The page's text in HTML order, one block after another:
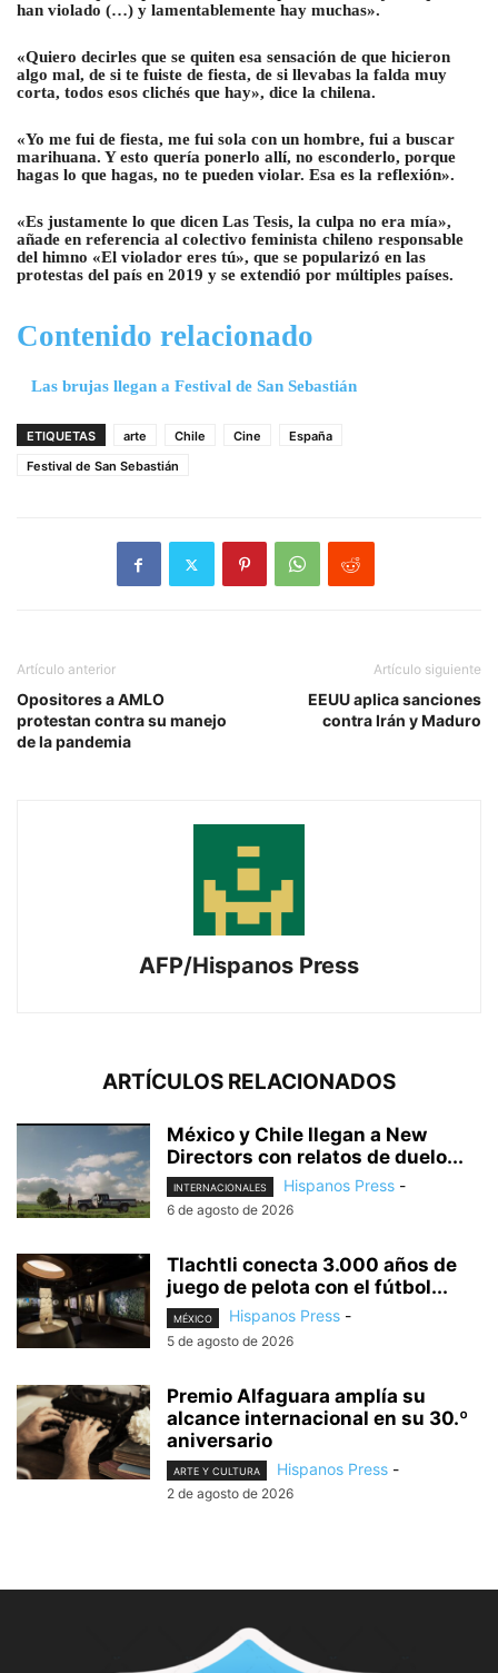
han violado (…) y lamentablemente hay muchas».
«Quiero decirles que se quiten esa sensación de que hicieron
algo mal, de si te fuiste de fiesta, de si llevabas la falda muy
corta, todos esos clichés que hay», dice la chilena.
«Yo me fui de fiesta, me fui sola con un hombre, fui a buscar
marihuana. Y esto quería ponerlo allí, no esconderlo, porque
hagas lo que hagas, no te pueden violar. Esa es la reflexión».
«Es justamente lo que dicen Las Tesis, la culpa no era mía»,
añade en referencia al colectivo feminista chileno responsable
del himno «El violador eres tú», que se popularizó en las
protestas del país en 2019 y se extendió por múltiples países.
Contenido relacionado
Las brujas llegan a Festival de San Sebastián
ETIQUETAS arte Chile Cine
España
Festival de San Sebastián
Artículo anterior
Opositores a AMLO
protestan contra su manejo
de la pandemia
Artículo siguiente
EEUU aplica sanciones
contra Irán y Maduro
AFP/Hispanos Press
ARTÍCULOS RELACIONADOS
México y Chile llegan a New
Directors con relatos de duelo...
INTERNACIONALES Hispanos Press -
6 de agosto de 2026
Tlachtli conecta 3.000 años de
juego de pelota con el fútbol...
MÉXICO Hispanos Press -
5 de agosto de 2026
Premio Alfaguara amplía su
alcance internacional en su 30.º
aniversario
ARTE Y CULTURA Hispanos Press -
2 de agosto de 2026